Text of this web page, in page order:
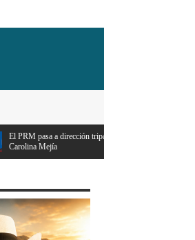
masculina y deja atrás el liderazgo femenino de